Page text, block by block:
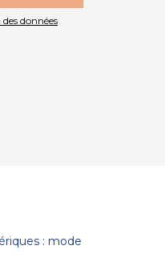
données
: mode